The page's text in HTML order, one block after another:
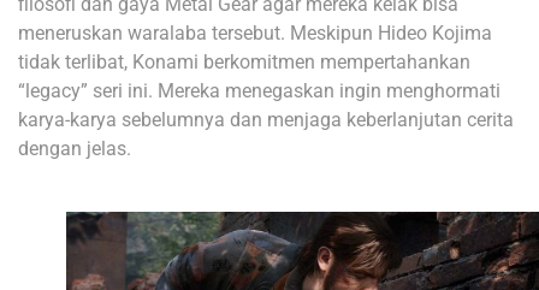
meneruskan waralaba tersebut. Meskipun Hideo Kojima
tidak terlibat, Konami berkomitmen mempertahankan
“legacy” seri ini. Mereka menegaskan ingin menghormati
karya-karya sebelumnya dan menjaga keberlanjutan cerita
dengan jelas.